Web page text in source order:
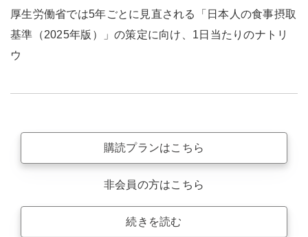
厚生労働省では5年ごとに見直される「日本人の食事摂取
基準（2025年版）」の策定に向け、1日当たりのナトリ
ウ
購読プランはこちら
非会員の方はこちら
続きを読む